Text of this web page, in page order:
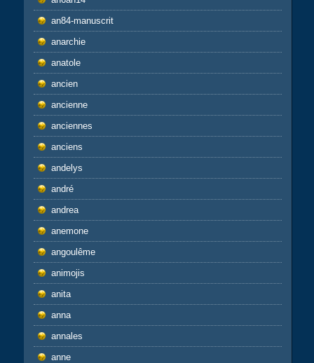
an84-manuscrit
anarchie
anatole
ancien
ancienne
anciennes
anciens
andelys
andré
andrea
anemone
angoulême
animojis
anita
anna
annales
anne